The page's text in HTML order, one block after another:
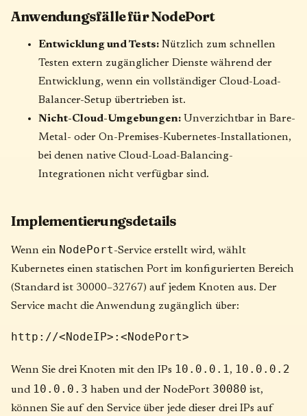
Anwendungsfälle für NodePort
Entwicklung und Tests: Nützlich zum schnellen
Testen extern zugänglicher Dienste während der
Entwicklung, wenn ein vollständiger Cloud-Load-
Balancer-Setup übertrieben ist.
Nicht-Cloud-Umgebungen: Unverzichtbar in Bare-
Metal- oder On-Premises-Kubernetes-Installationen,
bei denen native Cloud-Load-Balancing-
Integrationen nicht verfügbar sind.
Implementierungsdetails
Wenn ein NodePort-Service erstellt wird, wählt
Kubernetes einen statischen Port im konfigurierten Bereich
(Standard ist 30000–32767) auf jedem Knoten aus. Der
Service macht die Anwendung zugänglich über:
http://<NodeIP>:<NodePort>
Wenn Sie drei Knoten mit den IPs 10.0.0.1 , 10.0.0.2
und 10.0.0.3 haben und der NodePort 30080 ist,
können Sie auf den Service über jede dieser drei IPs auf